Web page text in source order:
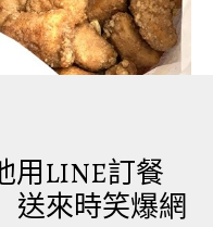
用LINE訂餐
送來時笑爆網